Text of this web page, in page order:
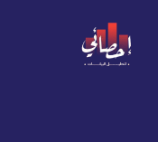
المحتوى